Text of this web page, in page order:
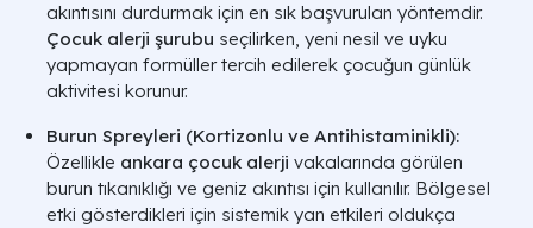
Yüzde Kızarıklık Besin Alerjisi
Gece Öksürüğü Alerjik Astım
Eklem İçi Kaşıntı
A LIFE SAĞLIK GRUBU | ALERJİ VE
akıntısını durdurmak için en sık başvurulan yöntemdir.
Çocuk alerji şurubu seçilirken, yeni nesil ve uyku
yapmayan formüller tercih edilerek çocuğun günlük
aktivitesi korunur.
Burun Spreyleri (Kortizonlu ve Antihistaminikli):
Özellikle ankara çocuk alerji vakalarında görülen
burun tıkanıklığı ve geniz akıntısı için kullanılır. Bölgesel
etki gösterdikleri için sistemik yan etkileri oldukça